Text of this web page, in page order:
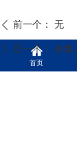
ꄴ 前一个： 无
ꄲ 后一个： 余氯
낀
首页